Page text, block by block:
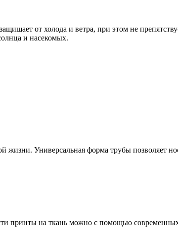
от холода и ветра, при этом не
и насекомых.
жизни. Универсальная форма трубы позволяет
принты на ткань можно с помощью